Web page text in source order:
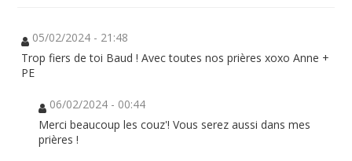
05/02/2024 - 21:48
Trop fiers de toi Baud ! Avec toutes nos prières xoxo Anne +
PE
06/02/2024 - 00:44
Merci beaucoup les couz'! Vous serez aussi dans mes
prières !